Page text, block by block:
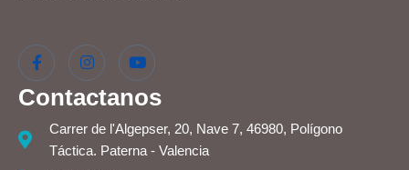
Contactanos
Carrer de l'Algepser, 20, Nave 7, 46980, Polígono
Táctica. Paterna - Valencia